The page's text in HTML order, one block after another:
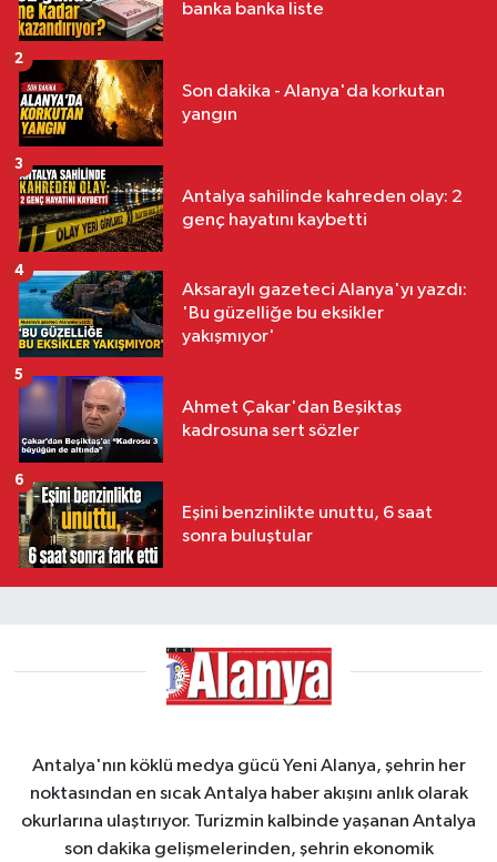
banka banka liste
Son dakika - Alanya'da korkutan
yangın
2
Antalya sahilinde kahreden olay: 2
genç hayatını kaybetti
3
Aksaraylı gazeteci Alanya'yı yazdı:
'Bu güzelliğe bu eksikler
yakışmıyor'
4
Ahmet Çakar'dan Beşiktaş
kadrosuna sert sözler
5
Eşini benzinlikte unuttu, 6 saat
sonra buluştular
6
Antalya'nın köklü medya gücü Yeni Alanya, şehrin her
noktasından en sıcak Antalya haber akışını anlık olarak
okurlarına ulaştırıyor. Turizmin kalbinde yaşanan Antalya
son dakika gelişmelerinden, şehrin ekonomik